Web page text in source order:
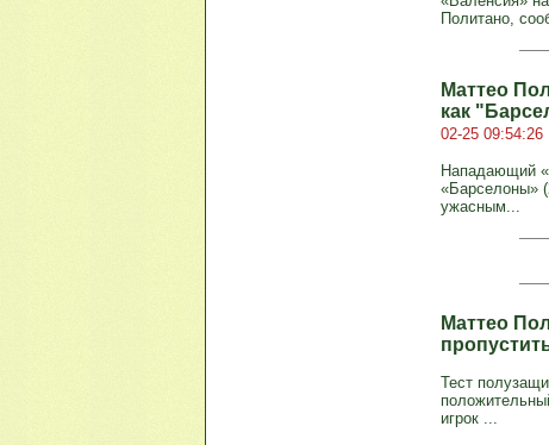
Политано,
Маттео
как
02-25 09:54:26
Нападающий
«Барселоны»
ужасным...
Маттео
Тест
игрок ...